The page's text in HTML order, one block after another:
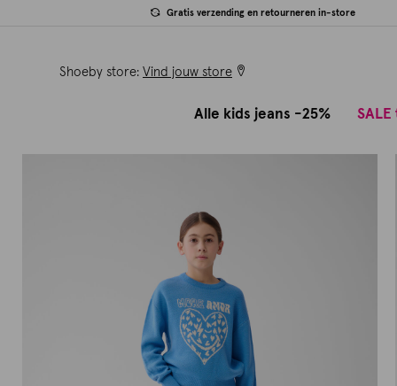
Gratis verzending en retourneren in-store
Shoeby store: Vind jouw store
Alle kids jeans -25%